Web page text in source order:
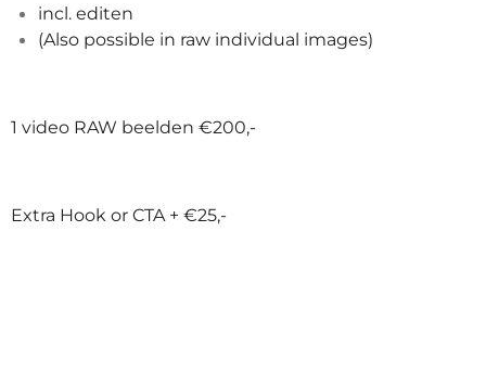
incl. editen
(Also possible in raw individual images)
1 video RAW beelden €200,-
Extra Hook or CTA + €25,-